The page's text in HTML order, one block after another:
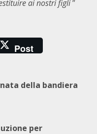
ai nostri figli”
Post
della bandiera
per